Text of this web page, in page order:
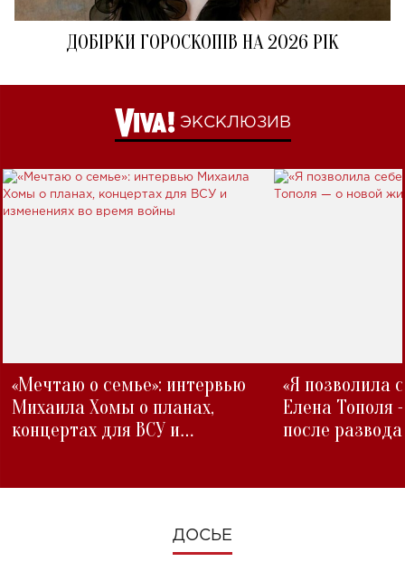
ДОБІРКИ ГОРОСКОПІВ НА 2026 РІК
ЭКСКЛЮЗИВ
«Мечтаю о семье»: интервью
Михаила Хомы о планах,
концертах для ВСУ и
«Я позволила
Елена Тополя
после развода
ДОСЬЕ